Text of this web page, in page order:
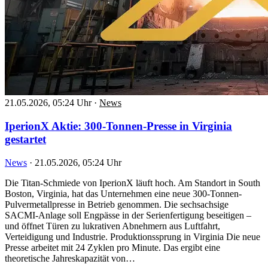
21.05.2026, 05:24 Uhr · News
IperionX Aktie: 300-Tonnen-Presse in Virginia
gestartet
News · 21.05.2026, 05:24 Uhr
Die Titan-Schmiede von IperionX läuft hoch. Am Standort in South
Boston, Virginia, hat das Unternehmen eine neue 300-Tonnen-
Pulvermetallpresse in Betrieb genommen. Die sechsachsige
SACMI-Anlage soll Engpässe in der Serienfertigung beseitigen –
und öffnet Türen zu lukrativen Abnehmern aus Luftfahrt,
Verteidigung und Industrie. Produktionssprung in Virginia Die neue
Presse arbeitet mit 24 Zyklen pro Minute. Das ergibt eine
theoretische Jahreskapazität von…